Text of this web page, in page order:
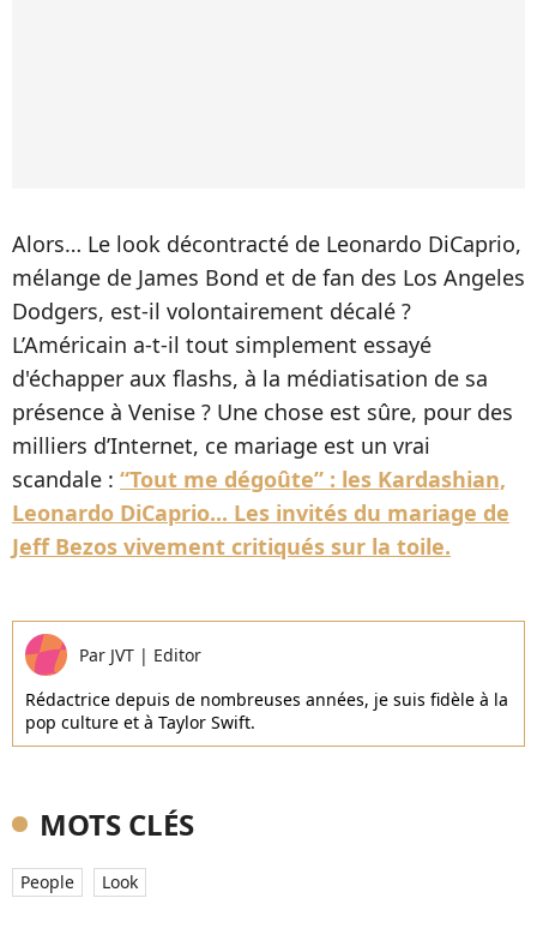
Alors… Le look décontracté de Leonardo DiCaprio,
mélange de James Bond et de fan des Los Angeles
Dodgers, est-il volontairement décalé ?
L’Américain a-t-il tout simplement essayé
d'échapper aux flashs, à la médiatisation de sa
présence à Venise ? Une chose est sûre, pour des
milliers d’Internet, ce mariage est un vrai
scandale : “Tout me dégoûte” : les Kardashian,
Leonardo DiCaprio... Les invités du mariage de
Jeff Bezos vivement critiqués sur la toile.
Par JVT | Editor
Rédactrice depuis de nombreuses années, je suis fidèle à la
pop culture et à Taylor Swift.
MOTS CLÉS
People Look